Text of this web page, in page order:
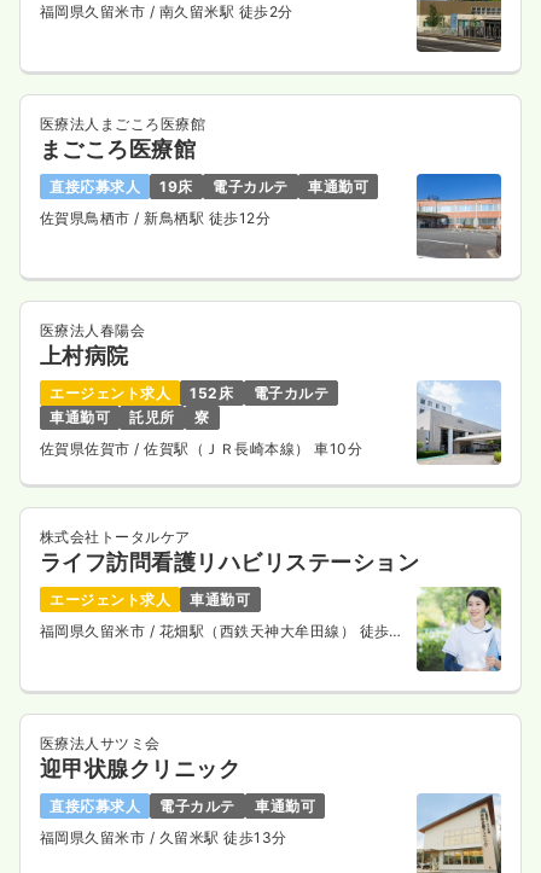
福岡県久留米市 / 南久留米駅 徒歩2分
医療法人まごころ医療館
まごころ医療館
直接応募求人 19床 電子カルテ
車通勤可
佐賀県鳥栖市 / 新鳥栖駅 徒歩12分
医療法人春陽会
上村病院
エージェント求人 152床
電子カルテ
車通勤可
託児所
寮
佐賀県佐賀市/ 佐賀駅（ＪＲ長崎本線） 車10分
株式会社トータルケア
ライフ訪問看護リハビリステーション
エージェント求人
車通勤可
福岡県久留米市 / 花畑駅（西鉄天神大牟田線） 徒歩6
医療法人サツミ会
迎甲状腺クリニック
直接応募求人 電子カルテ
車通勤可
福岡県久留米市 / 久留米駅 徒歩13分